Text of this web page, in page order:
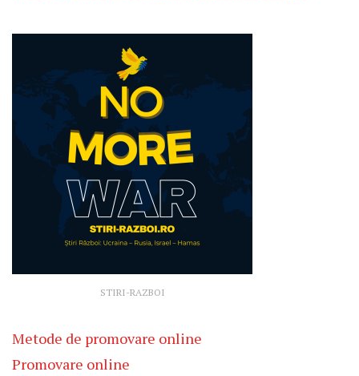
STIRI-RAZBOI
Metode de promovare online
Promovare online